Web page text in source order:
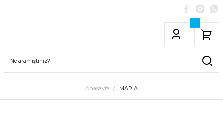
Anasayfa MARIA